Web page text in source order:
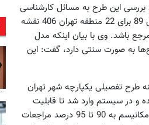
بررسی این طرح به مسائل کارشناسی
مورد تاکید شورای شهر درخصوص تهیه این طرح اشاره کرد و گفت: از سال 87 تا سال 89 برای 22 منطقه تهران 406 نقشه
باشد. وی با بیان اینکه مدل
به صورت سنتی دارد، گفت: این
طرح تفصیلی یکپارچه شهر تهران
در سیستم وارد شد تا قابلیت
اجرایی این طرح مورد بررسی قرار گیرد که نتیجه این آزمایش قابلیت پاسخگویی این مکانیسم به 90 تا 95 درصد مراجعات